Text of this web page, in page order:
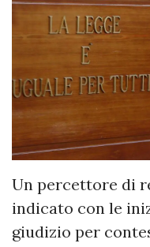
Un percettore di
indicato con le
giudizio per